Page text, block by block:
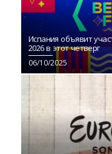
Испания объявит
2026 в этот четверг
06/10/2025